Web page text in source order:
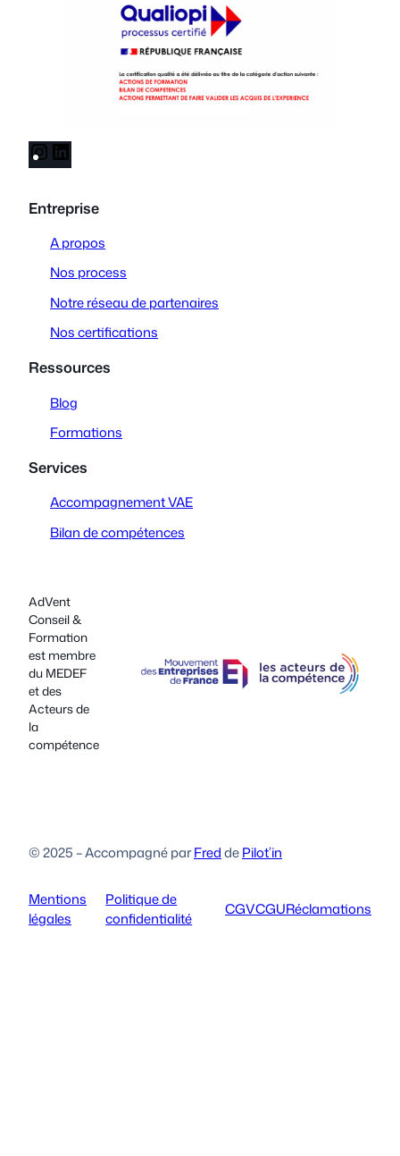
n
t
a
r
a
m
i
k
e
I
n
Entreprise
A propos
Nos process
Notre réseau de partenaires
Nos certifications
Ressources
Blog
Formations
Services
Accompagnement VAE
Bilan de compétences
AdVent
Conseil &
Formation
est membre
du MEDEF
et des
Acteurs de
la
compétence
© 2025 – Accompagné parFreddePilot’in
Mentions
légales
Politique de
confidentialité
CGVCGURéclamations